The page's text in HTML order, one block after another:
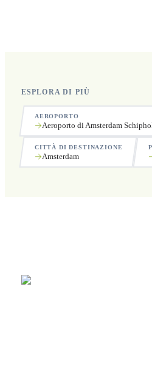
ESPLORA DI PIÙ
AEROPORTO
Aeroporto di Amsterdam
CITTÀ DI DESTINAZIONE
Amsterdam